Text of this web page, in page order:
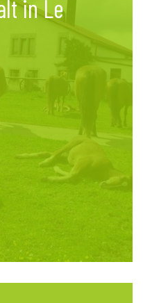
in Le